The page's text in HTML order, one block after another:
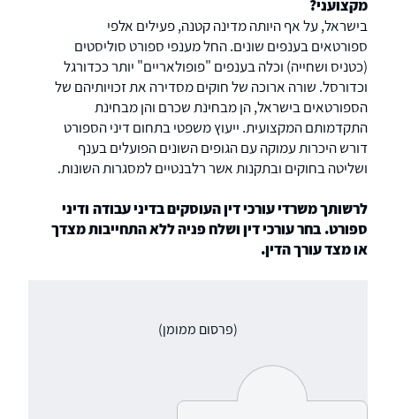
מקצועני?
בישראל, על אף היותה מדינה קטנה, פעילים אלפי
ספורטאים בענפים שונים. החל מענפי ספורט סוליסטים
(כטניס ושחייה) וכלה בענפים "פופולאריים" יותר ככדורגל
וכדורסל. שורה ארוכה של חוקים מסדירה את זכויותיהם של
הספורטאים בישראל, הן מבחינת שכרם והן מבחינת
התקדמותם המקצועית. ייעוץ משפטי בתחום דיני הספורט
דורש היכרות עמוקה עם הגופים השונים הפועלים בענף
ושליטה בחוקים ובתקנות אשר רלבנטיים למסגרות השונות.
לרשותך משרדי עורכי דין העוסקים בדיני עבודה ודיני
ספורט. בחר עורכי דין ושלח פניה ללא התחייבות מצדך
או מצד עורך הדין.
(פרסום ממומן)